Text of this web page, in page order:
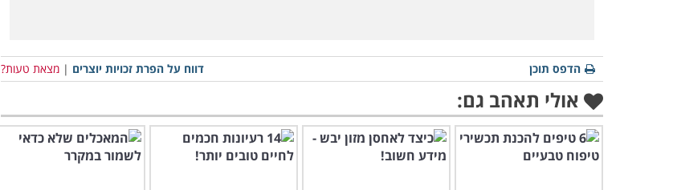
דווח על הפרת זכויות יוצרים | מצאת טעות? הדפס תוכן
אולי תאהב גם: